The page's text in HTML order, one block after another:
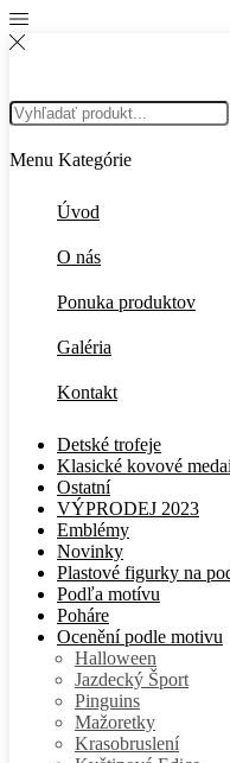
Search
input
Menu Kategórie
Úvod
O nás
Ponuka produktov
Galéria
Kontakt
Detské trofeje
Klasické kovové
Ostatní
VÝPRODEJ 2023
Emblémy
Novinky
Plastové figurky na
Podľa motívu
Poháre
Ocenění podle motivu
Halloween
Jazdecký Šport
Pinguins
Mažoretky
Krasobruslení